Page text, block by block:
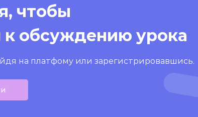
чтобы
к обсуждению урока
на платфому или зарегистрировавшись.